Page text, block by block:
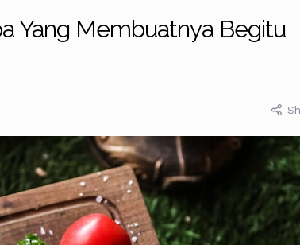
Yang Membuatnya Begitu